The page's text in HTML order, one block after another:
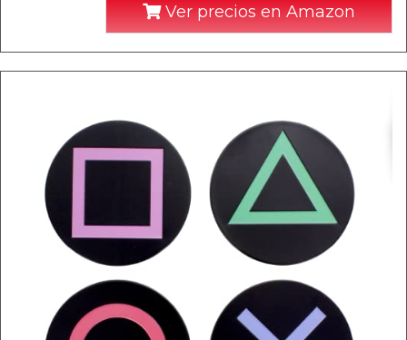
Ver precios en Amazon